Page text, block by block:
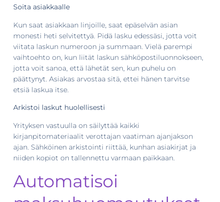
Soita asiakkaalle
Kun saat asiakkaan linjoille, saat epäselvän asian
monesti heti selvitettyä. Pidä lasku edessäsi, jotta voit
viitata laskun numeroon ja summaan. Vielä parempi
vaihtoehto on, kun liität laskun sähköpostiluonnokseen,
jotta voit sanoa, että lähetät sen, kun puhelu on
päättynyt. Asiakas arvostaa sitä, ettei hänen tarvitse
etsiä laskua itse.
Arkistoi laskut huolellisesti
Yrityksen vastuulla on säilyttää kaikki
kirjanpitomateriaalit verottajan vaatiman ajanjakson
ajan. Sähköinen arkistointi riittää, kunhan asiakirjat ja
niiden kopiot on tallennettu varmaan paikkaan.
Automatisoi